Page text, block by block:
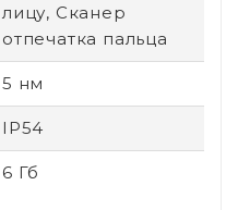
лицу, Сканер
отпечатка пальца
5 нм
IP54
6 Гб